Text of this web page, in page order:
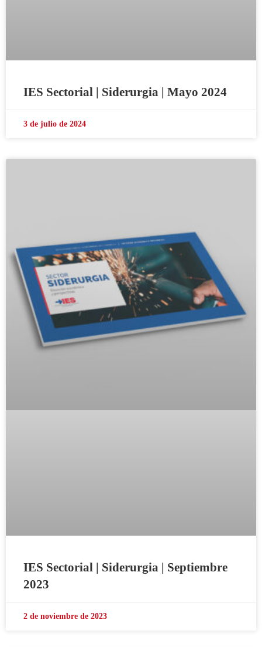
IES Sectorial | Siderurgia | Mayo 2024
3 de julio de 2024
IES Sectorial | Siderurgia | Septiembre
2023
2 de noviembre de 2023